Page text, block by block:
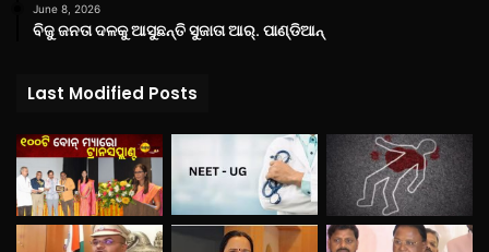
June 8, 2026
ବିଜୁ ଜନତା ଦଳକୁ ଆସୁଛନ୍ତି ସୁଜାତା ଆର୍‌. ପାଣ୍ଡିଆନ୍
Last Modified Posts